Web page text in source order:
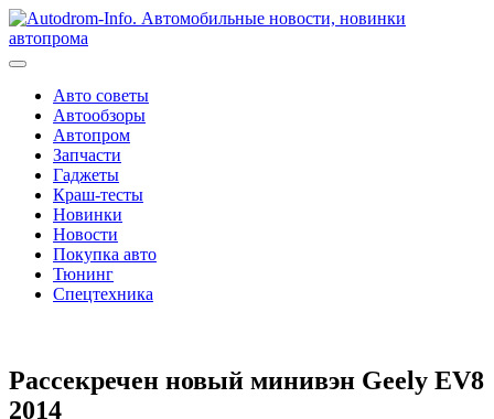
Перейти
к
содержимому
Авто советы
Автообзоры
Автопром
Запчасти
Гаджеты
Краш-тесты
Новинки
Новости
Покупка авто
Тюнинг
Спецтехника
Рассекречен новый минивэн Geely EV8
2014